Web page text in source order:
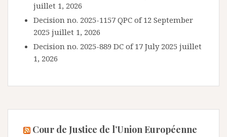
juillet 1, 2026
Decision no. 2025-1157 QPC of 12 September
2025 juillet 1, 2026
Decision no. 2025-889 DC of 17 July 2025 juillet
1, 2026
Cour de Justice de l’Union Européenne